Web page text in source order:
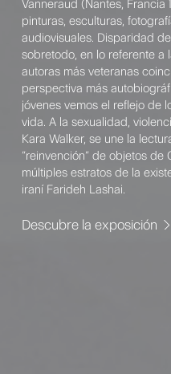
Vanneraud (Nantes, Francia
pinturas, esculturas,
audiovisuales. Disparidad
sobretodo, en lo referente a
autoras más veteranas
perspectiva más
jóvenes vemos el reflejo de
vida. A la sexualidad,
Kara Walker, se une la
“reinvención” de objetos de
múltiples estratos de la
iraní Farideh Lashai.
Descubre la exposición